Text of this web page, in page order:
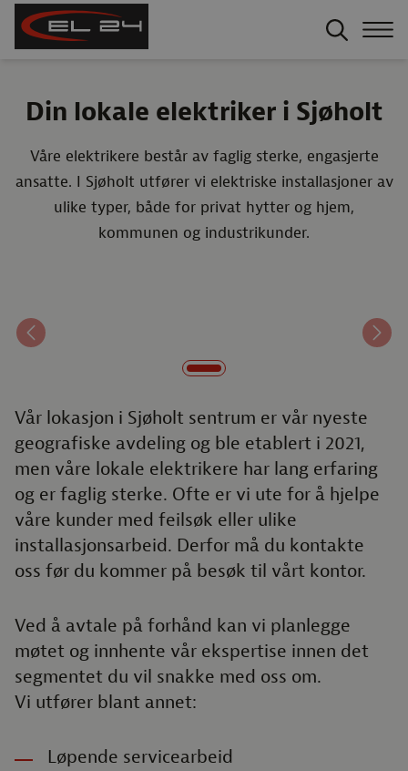
Din lokale elektriker i Sjøholt
Våre elektrikere består av faglig sterke, engasjerte
ansatte. I Sjøholt utfører vi elektriske installasjoner av
ulike typer, både for privat hytter og hjem,
kommunen og industrikunder.
Forrige
Vår lokasjon i Sjøholt sentrum er vår nyeste
geografiske avdeling og ble etablert i 2021,
men våre lokale elektrikere har lang erfaring
og er faglig sterke. Ofte er vi ute for å hjelpe
våre kunder med feilsøk eller ulike
installasjonsarbeid. Derfor må du kontakte
oss før du kommer på besøk til vårt kontor.
Ved å avtale på forhånd kan vi planlegge
møtet og innhente vår ekspertise innen det
segmentet du vil snakke med oss om.
Vi utfører blant annet:
Løpende servicearbeid